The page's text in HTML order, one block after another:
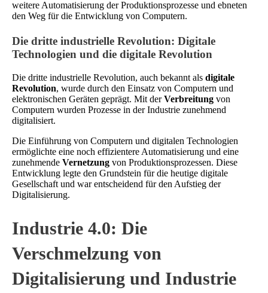
weitere Automatisierung der Produktionsprozesse und ebneten
den Weg für die Entwicklung von Computern.
Die dritte industrielle Revolution: Digitale
Technologien und die digitale Revolution
Die dritte industrielle Revolution, auch bekannt als digitale
Revolution, wurde durch den Einsatz von Computern und
elektronischen Geräten geprägt. Mit derVerbreitung von
Computern wurden Prozesse in der Industrie zunehmend
digitalisiert.
Die Einführung von Computern und digitalen Technologien
ermöglichte eine noch effizientere Automatisierung und eine
zunehmende Vernetzung von Produktionsprozessen. Diese
Entwicklung legte den Grundstein für die heutige digitale
Gesellschaft und war entscheidend für den Aufstieg der
Digitalisierung.
Industrie 4.0: Die
Verschmelzung von
Digitalisierung und Industrie